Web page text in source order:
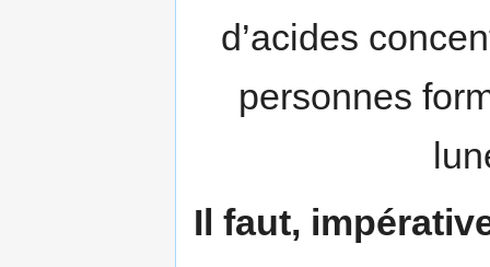
d’acides
personnes
Il faut,